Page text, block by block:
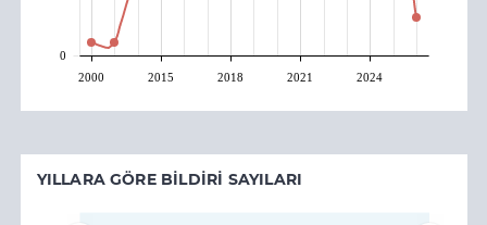
2000 2015 2018 2021 2024
0
YILLARA GÖRE BILDIRI SAYILARI